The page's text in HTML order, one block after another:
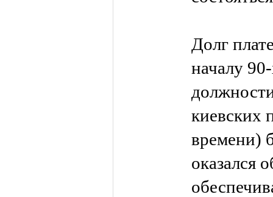
Долг
началу
киевских
времени)
оказался